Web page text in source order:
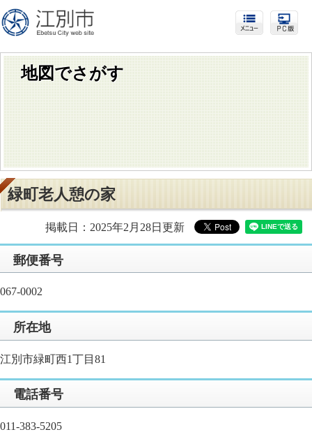
地図でさがす
緑町老人憩の家
掲載日：2025年2月28日更新
​郵便番号
067-0002
所在地
江別市緑町西1丁目81
電話番号
011-383-5205